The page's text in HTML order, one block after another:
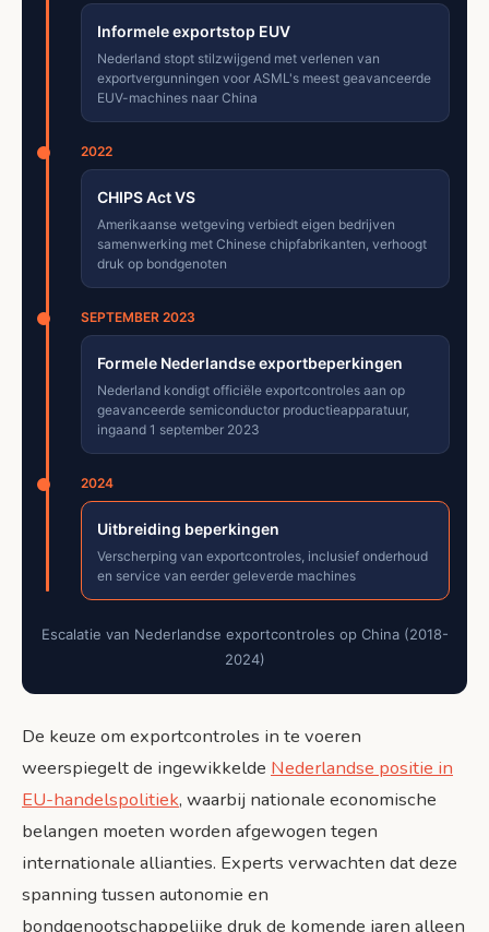
Informele exportstop EUV
Nederland stopt stilzwijgend met verlenen van
exportvergunningen voor ASML's meest geavanceerde
EUV-machines naar China
2022
CHIPS Act VS
Amerikaanse wetgeving verbiedt eigen bedrijven
samenwerking met Chinese chipfabrikanten, verhoogt
druk op bondgenoten
SEPTEMBER 2023
Formele Nederlandse exportbeperkingen
Nederland kondigt officiële exportcontroles aan op
geavanceerde semiconductor productieapparatuur,
ingaand 1 september 2023
2024
Uitbreiding beperkingen
Verscherping van exportcontroles, inclusief onderhoud
en service van eerder geleverde machines
Escalatie van Nederlandse exportcontroles op China (2018-
2024)
De keuze om exportcontroles in te voeren
weerspiegelt de ingewikkelde Nederlandse positie in
EU-handelspolitiek, waarbij nationale economische
belangen moeten worden afgewogen tegen
internationale allianties. Experts verwachten dat deze
spanning tussen autonomie en
bondgenootschappelijke druk de komende jaren alleen